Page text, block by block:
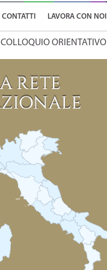
CONTATTI LAVORA CON NOI
COLLOQUIO ORIENTATIVO